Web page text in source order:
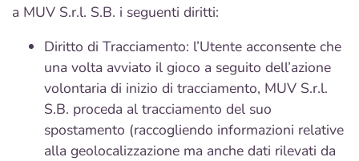
a MUV S.r.l. S.B. i seguenti diritti:
Diritto di Tracciamento: l’Utente acconsente che
una volta avviato il gioco a seguito dell’azione
volontaria di inizio di tracciamento, MUV S.r.l.
S.B. proceda al tracciamento del suo
spostamento (raccogliendo informazioni relative
alla geolocalizzazione ma anche dati rilevati da